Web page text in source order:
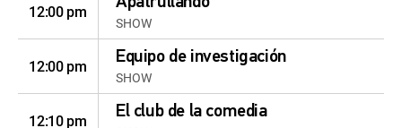
12:00 pm
SHOW
12:00 pm Equipo de investigación
SHOW
12:10 pm El club de la comedia